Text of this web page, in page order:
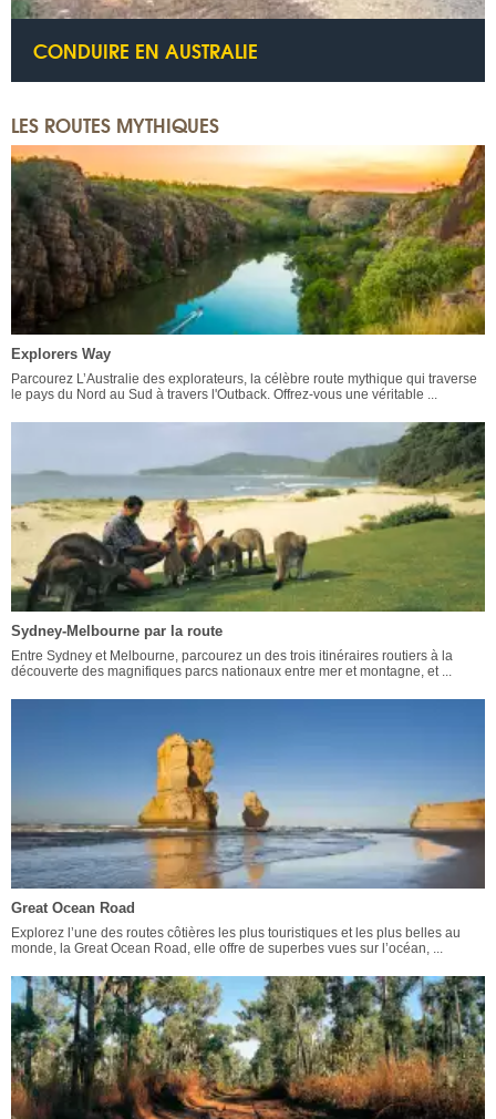
CONDUIRE EN AUSTRALIE
LES ROUTES MYTHIQUES
Explorers Way
Parcourez L’Australie des explorateurs, la célèbre route mythique qui traverse
le pays du Nord au Sud à travers l'Outback. Offrez-vous une véritable ...
Sydney-Melbourne par la route
Entre Sydney et Melbourne, parcourez un des trois itinéraires routiers à la
découverte des magnifiques parcs nationaux entre mer et montagne, et ...
Great Ocean Road
Explorez l’une des routes côtières les plus touristiques et les plus belles au
monde, la Great Ocean Road, elle offre de superbes vues sur l’océan, ...